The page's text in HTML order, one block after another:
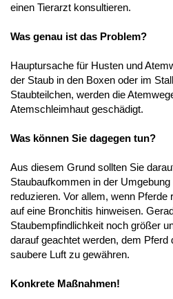
einen Tierarzt konsultieren.
Was genau ist das Problem?
Hauptursache für Husten und
der Staub in den Boxen oder im
Staubteilchen, werden die
Atemschleimhaut geschädigt.
Was können Sie dagegen tun?
Aus diesem Grund sollten Sie
Staubaufkommen in der
reduzieren. Vor allem, wenn
auf eine Bronchitis hinweisen.
Staubempfindlichkeit noch größer
darauf geachtet werden, dem Pferd
saubere Luft zu gewähren.
Konkrete Maßnahmen!